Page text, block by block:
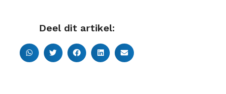
Deel dit artikel: